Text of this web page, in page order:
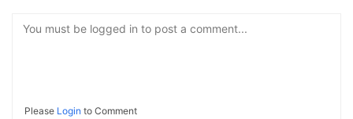
You must be logged in to post a comment...
Please Login to Comment